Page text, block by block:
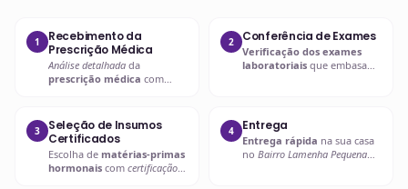
1
Recebimento da
Prescrição Médica
Análise detalhada da
prescrição médica com
2 Conferência de Exames
Verificação dos exames
laboratoriais que embasam
3
Seleção de Insumos
Certificados
Escolha de matérias-primas
hormonais com certificação
4 Entrega
Entrega rápida na sua casa
no Bairro Lamenha Pequena